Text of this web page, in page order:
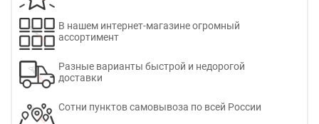
В нашем интернет-магазине огромный
ассортимент
Разные варианты быстрой и недорогой
доставки
Сотни пунктов самовывоза по всей России